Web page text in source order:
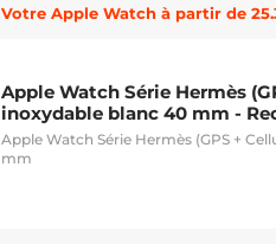
Votre Apple Watch à partir de
Apple Watch Série Hermès
inoxydable blanc 40 mm -
Apple Watch Série Hermès (GPS +
mm